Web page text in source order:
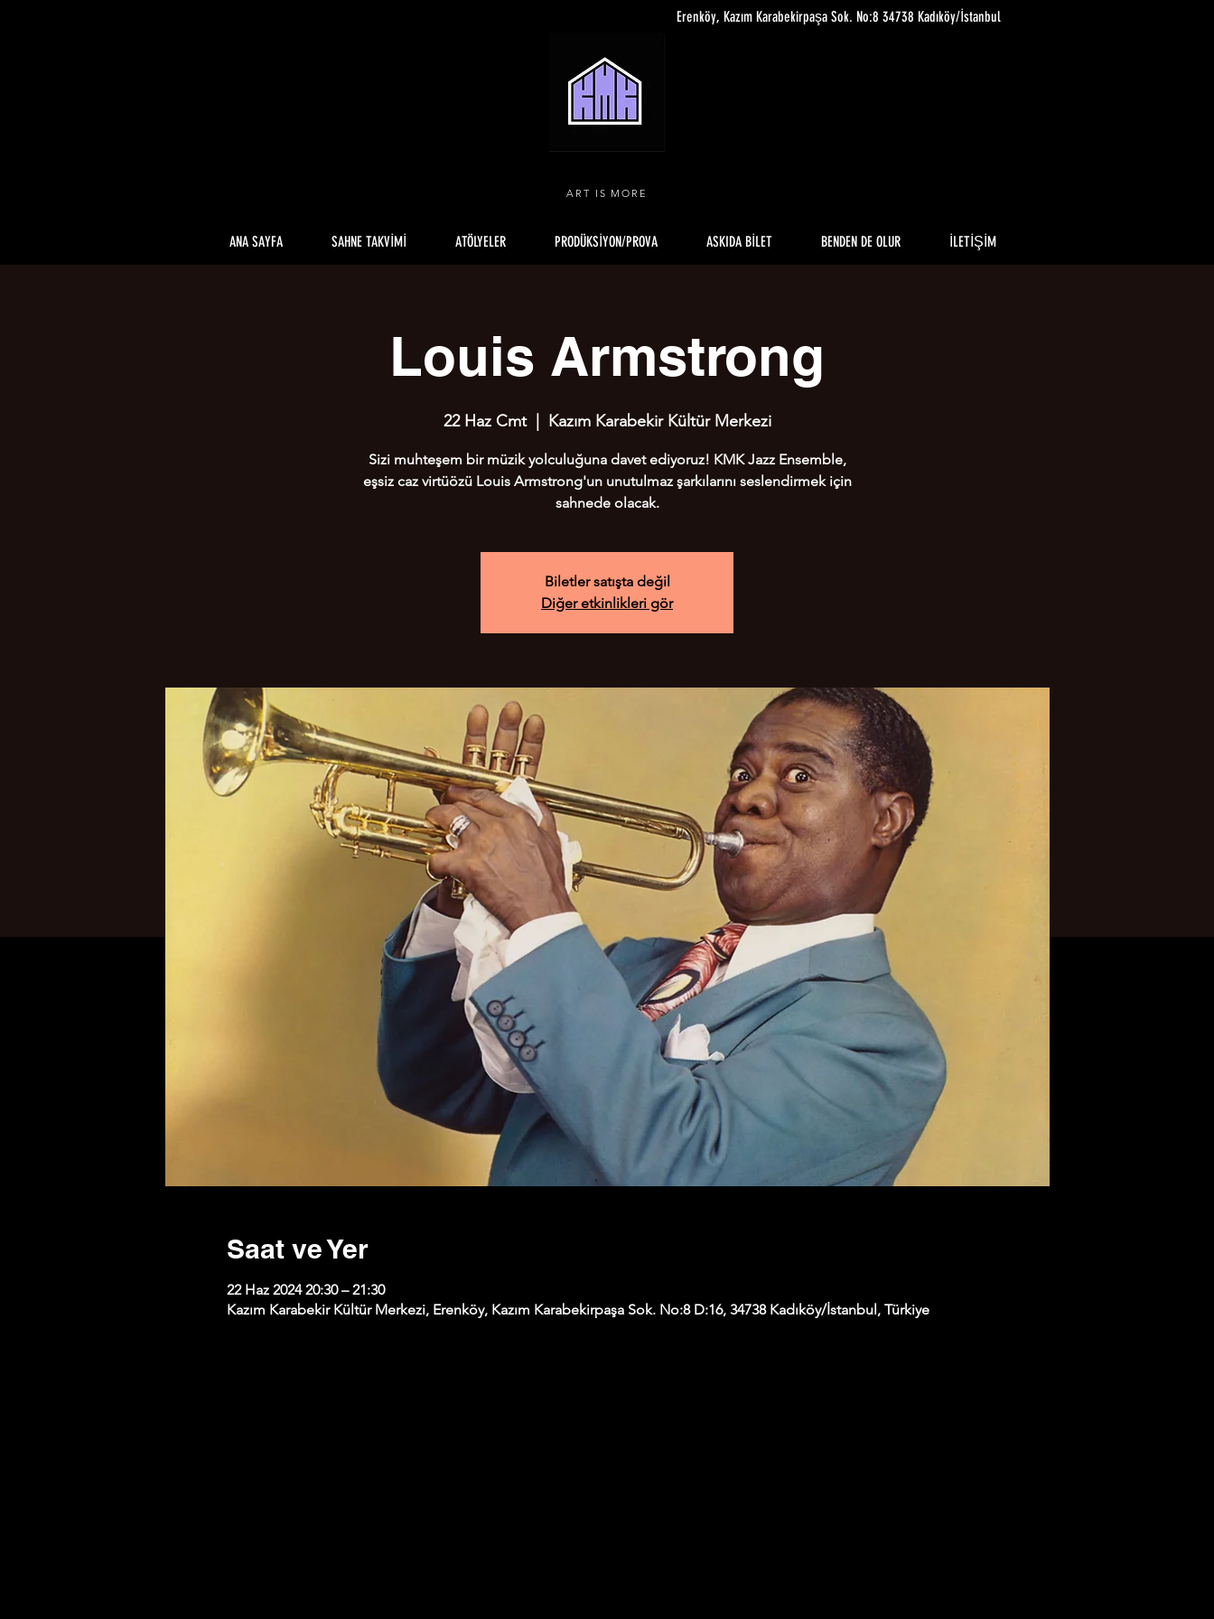
Erenköy, Kazım Karabekirpaşa Sok. No:8 34738 Kadıköy/İstanbul
ART IS MORE
ANA SAYFA SAHNE TAKVİMİ ATÖLYELER PRODÜKSİYON/PROVA ASKIDA BİLET BENDEN DE OLUR İLETİŞİM
Louis Armstrong
22 Haz Cmt
  |
Kazım Karabekir Kültür Merkezi
Sizi muhteşem bir müzik yolculuğuna davet ediyoruz! KMK Jazz Ensemble,
eşsiz caz virtüözü Louis Armstrong'un unutulmaz şarkılarını seslendirmek için
sahnede olacak.
Biletler satışta değil
Diğer etkinlikleri gör
Saat ve Yer
22 Haz 2024 20:30 – 21:30
Kazım Karabekir Kültür Merkezi, Erenköy, Kazım Karabekirpaşa Sok. No:8 D:16, 34738 Kadıköy/İstanbul, Türkiye